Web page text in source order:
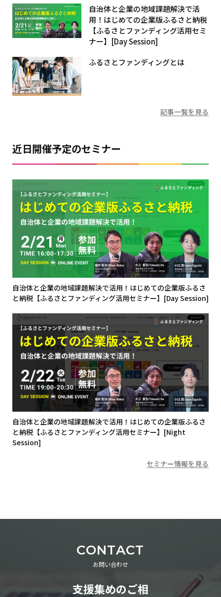
自治体と企業の地域課題解決で活
用！はじめての企業版ふるさと納税
【ふるさとファンディング活用セミ
ナー】[Day Session]
ふるさとファンディングとは
記事一覧を見る
近日開催予定のセミナー
自治体と企業の地域課題解決で活用！はじめての企業版ふるさ
と納税【ふるさとファンディング活用セミナー】[Day Session]
自治体と企業の地域課題解決で活用！はじめての企業版ふるさ
と納税【ふるさとファンディング活用セミナー】[Night
Session]
セミナー情報を見る
CONTACT
お問い合わせ
支援集めのご相